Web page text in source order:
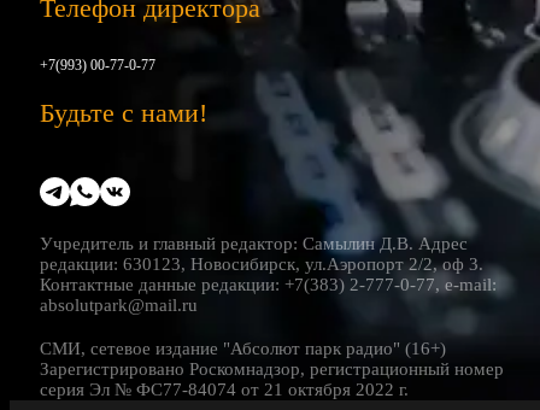
Телефон директора
+7(993) 00-77-0-77
Будьте с нами!
Учредитель и главный редактор: Самылин Д.В. Адрес
редакции: 630123, Новосибирск, ул.Аэропорт 2/2, оф 3.
Контактные данные редакции: +7(383) 2-777-0-77, e-mail:
absolutpark@mail.ru
СМИ, сетевое издание "Абсолют парк радио" (16+)
Зарегистрировано Роскомнадзор, регистрационный номер
серия Эл № ФС77-84074 от 21 октября 2022 г.